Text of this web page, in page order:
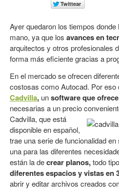
Ayer quedaron los tiempos
mano, ya que los avances en
arquitectos y otros profesionales
forma más eficiente gracias a
En el mercado se ofrecen
costosas como Autocad. Por eso
Cadvilla, unsoftware que
necesarias a un precio
Cadvilla, que está
disponible en español,
trae una serie de funcionalidad
una para las diferentes
están la decrear planos,todo
diferentes espacios y vistas en
abrir y editar archivos creados